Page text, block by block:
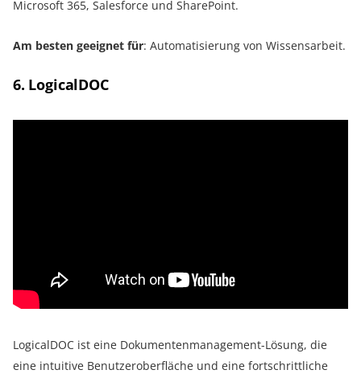
Microsoft 365, Salesforce und SharePoint.
Am besten geeignet für: Automatisierung von Wissensarbeit.
6. LogicalDOC
LogicalDOC ist eine Dokumentenmanagement-Lösung, die
eine intuitive Benutzeroberfläche und eine fortschrittliche